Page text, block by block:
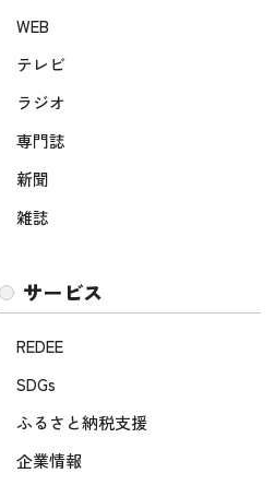
WEB
テレビ
ラジオ
専門誌
新聞
雑誌
サービス
REDEE
SDGs
ふるさと納税支援
企業情報